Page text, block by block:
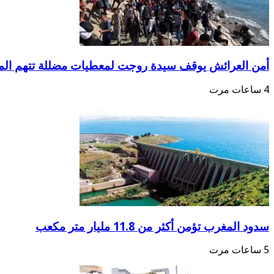
أمن العرائش يوقف سيدة روجت لمعطيات مضللة تتهم
4 ساعات مرت
سدود المغرب تؤمن أكثر من 11.8 مليار متر مكعب
5 ساعات مرت